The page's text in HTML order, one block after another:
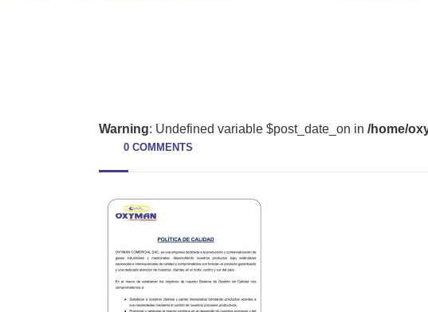
Warning: Undefined variable $post_date_on in /home/
0 COMMENTS